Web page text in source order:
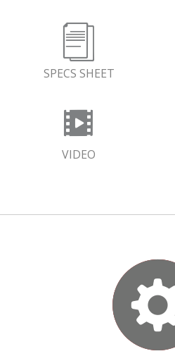
SPECS SHEET
VIDEO